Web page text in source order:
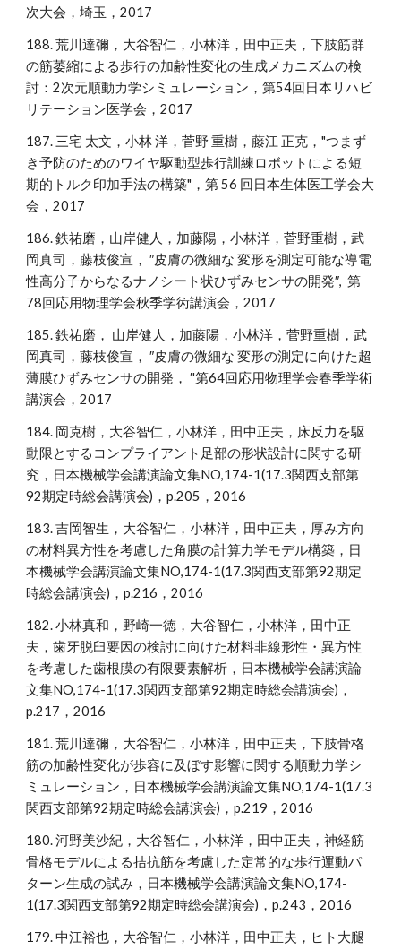
次大会，埼玉，2017
188. 荒川達彌，大谷智仁，小林洋，田中正夫，下肢筋群
の筋萎縮による歩行の加齢性変化の生成メカニズムの検
討：2次元順動力学シミュレーション，第54回日本リハビ
リテーション医学会，2017
187. 三宅 太文，小林 洋，菅野 重樹，藤江 正克，"つまず
き予防のためのワイヤ駆動型歩行訓練ロボットによる短
期的トルク印加手法の構築"，第 56 回日本生体医工学会大
会，2017
186. 鉄祐磨，山岸健人，加藤陽，小林洋，菅野重樹，武
岡真司，藤枝俊宣， ″皮膚の微細な 変形を測定可能な導電
性高分子からなるナノシート状ひずみセンサの開発″, 第
78回応用物理学会秋季学術講演会，2017
185. 鉄祐磨， 山岸健人，加藤陽，小林洋，菅野重樹，武
岡真司，藤枝俊宣， ″皮膚の微細な 変形の測定に向けた超
薄膜ひずみセンサの開発， ′'第64回応用物理学会春季学術
講演会，2017
184. 岡克樹，大谷智仁，小林洋，田中正夫，床反力を駆
動限とするコンプライアント足部の形状設計に関する研
究，日本機械学会講演論文集NO,174-1(17.3関西支部第
92期定時総会講演会)，p.205，2016
183. 吉岡智生，大谷智仁，小林洋，田中正夫，厚み方向
の材料異方性を考慮した角膜の計算力学モデル構築，日
本機械学会講演論文集NO,174-1(17.3関西支部第92期定
時総会講演会)，p.216，2016
182. 小林真和，野崎一徳，大谷智仁，小林洋，田中正
夫，歯牙脱臼要因の検討に向けた材料非線形性・異方性
を考慮した歯根膜の有限要素解析，日本機械学会講演論
文集NO,174-1(17.3関西支部第92期定時総会講演会)，
p.217，2016
181. 荒川達彌，大谷智仁，小林洋，田中正夫，下肢骨格
筋の加齢性変化が歩容に及ぼす影響に関する順動力学シ
ミュレーション，日本機械学会講演論文集NO,174-1(17.3
関西支部第92期定時総会講演会)，p.219，2016
180. 河野美沙紀，大谷智仁，小林洋，田中正夫，神経筋
骨格モデルによる拮抗筋を考慮した定常的な歩行運動パ
ターン生成の試み，日本機械学会講演論文集NO,174-
1(17.3関西支部第92期定時総会講演会)，p.243，2016
179. 中江裕也，大谷智仁，小林洋，田中正夫，ヒト大腿